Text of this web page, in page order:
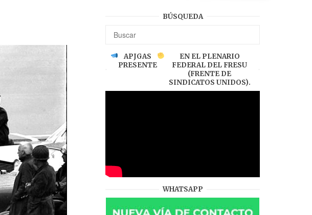
BÚSQUEDA
APJGAS
PRESENTE
EN EL PLENARIO
FEDERAL DEL FRESU
(FRENTE DE
SINDICATOS UNIDOS).
WHATSAPP